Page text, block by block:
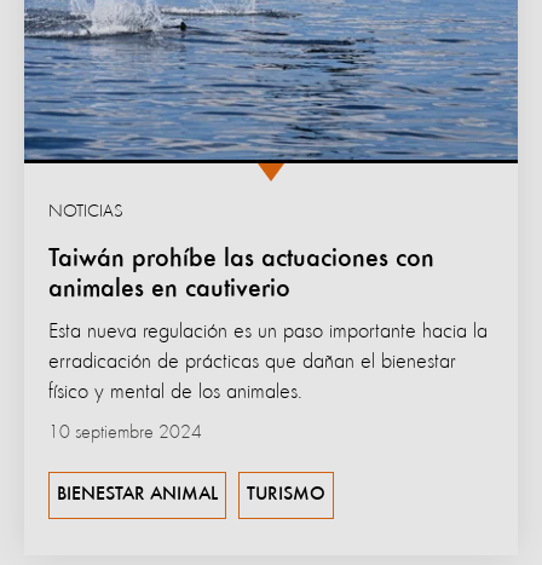
Taiwán prohíbe las actuaciones con
animales en cautiverio
NOTICIAS
Esta nueva regulación es un paso importante hacia la
erradicación de prácticas que dañan el bienestar
físico y mental de los animales.
10 septiembre 2024
BIENESTAR ANIMAL TURISMO